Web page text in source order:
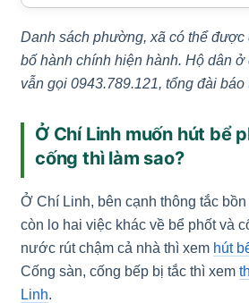
Danh sách phường, xã có thể
bố hành chính hiện hành. Hộ dân
vẫn gọi 0943.789.121, tổng đài
Ở Chí Linh muốn hút bể
cống thì làm sao?
Ở Chí Linh, bên cạnh thông tắc
còn lo hai việc khác về bể phốt và
nước rút chậm cả nhà thì xem hút
Cống sàn, cống bếp bị tắc thì xem
Linh.